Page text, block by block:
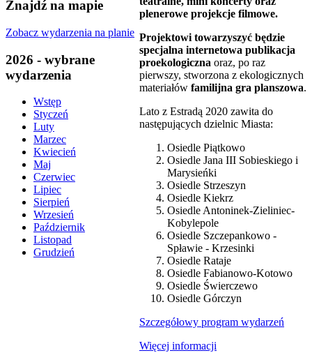
Znajdź na mapie
Zobacz wydarzenia na planie
2026 - wybrane
wydarzenia
Wstęp
Styczeń
Luty
Marzec
Kwiecień
Maj
Czerwiec
Lipiec
Sierpień
Wrzesień
Październik
Listopad
Grudzień
plenerowe projekcje filmowe.
Projektowi towarzyszyć będzie
specjalna internetowa publikacja
proekologiczna oraz, po raz
pierwszy, stworzona z ekologicznych
materiałów familijna gra planszowa.
Lato z Estradą 2020 zawita do
następujących dzielnic Miasta:
Osiedle Piątkowo
Osiedle Jana III Sobieskiego i
Marysieńki
Osiedle Strzeszyn
Osiedle Kiekrz
Osiedle Antoninek-Zieliniec-
Kobylepole
Osiedle Szczepankowo -
Spławie - Krzesinki
Osiedle Rataje
Osiedle Fabianowo-Kotowo
Osiedle Świerczewo
Osiedle Górczyn
Szczegółowy program wydarzeń
Więcej informacji